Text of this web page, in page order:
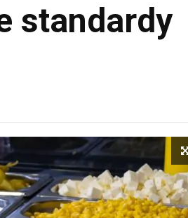
standardy